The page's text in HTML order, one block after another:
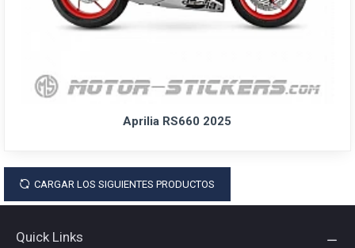
Aprilia RS660 2025
CARGAR LOS SIGUIENTES PRODUCTOS
Quick Links